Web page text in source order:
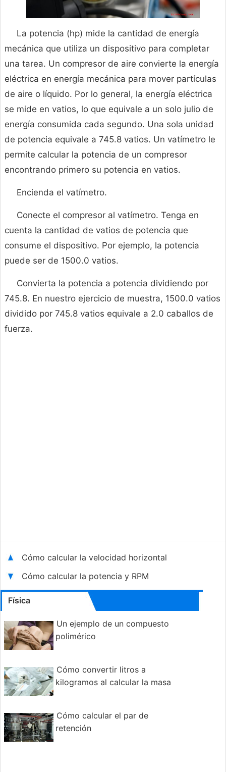
La potencia (hp) mide la cantidad de energía
mecánica que utiliza un dispositivo para completar
una tarea. Un compresor de aire convierte la energía
eléctrica en energía mecánica para mover partículas
de aire o líquido. Por lo general, la energía eléctrica
se mide en vatios, lo que equivale a un solo julio de
energía consumida cada segundo. Una sola unidad
de potencia equivale a 745.8 vatios. Un vatímetro le
permite calcular la potencia de un compresor
encontrando primero su potencia en vatios.
Encienda el vatímetro.
Conecte el compresor al vatímetro. Tenga en
cuenta la cantidad de vatios de potencia que
consume el dispositivo. Por ejemplo, la potencia
puede ser de 1500.0 vatios.
Convierta la potencia a potencia dividiendo por
745.8. En nuestro ejercicio de muestra, 1500.0 vatios
dividido por 745.8 vatios equivale a 2.0 caballos de
fuerza.
Cómo calcular la velocidad horizontal
Cómo calcular la potencia y RPM
Física
Un ejemplo de un compuesto
polimérico
Cómo convertir litros a
kilogramos al calcular la masa
Cómo calcular el par de
retención